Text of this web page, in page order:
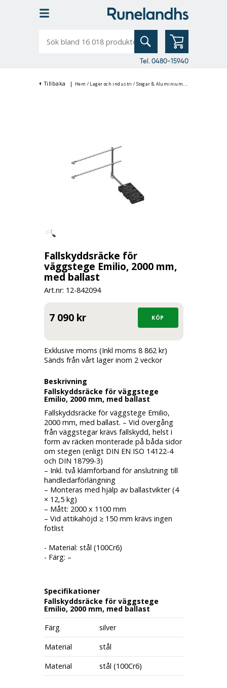
bland
Tel. 0480-15940
Tillbaka | Hem / Lager och industri / Stegar & Aluminiumställningar
Fallskyddsräcke för
väggstege Emilio, 2000 mm,
med ballast
Art.nr: 12-842094
7 090 kr
Exklusive moms (Inkl moms 8 862 kr)
Sänds från vårt lager inom 2 veckor
Beskrivning
Fallskyddsräcke för väggstege
Emilio, 2000 mm, med ballast
Fallskyddsräcke för väggstege Emilio,
2000 mm, med ballast. – Vid övergång
från väggstegar krävs fallskydd, helst i
form av räcken monterade på båda sidor
om stegen (enligt DIN EN ISO 14122-4
och DIN 18799-3)
– Inkl. två klämförband för anslutning till
handledarförlängning
– Monteras med hjälp av ballastvikter (4
× 12,5 kg)
– Mått: 2000 x 1100 mm
– Vid attikahöjd ≥ 150 mm krävs ingen
fotlist
- Material: stål (100Cr6)
- Färg: –
Specifikationer
Fallskyddsräcke för väggstege
Emilio, 2000 mm, med ballast
Färg
silver
Material
stål
Material
stål (100Cr6)